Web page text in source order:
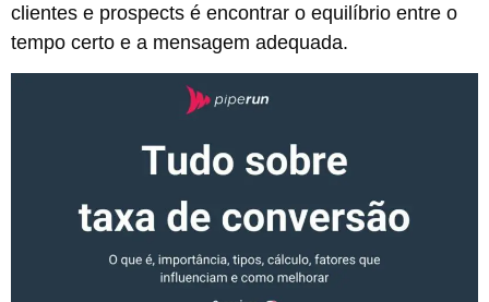
clientes e prospects é encontrar o equilíbrio entre o
tempo certo e a mensagem adequada.